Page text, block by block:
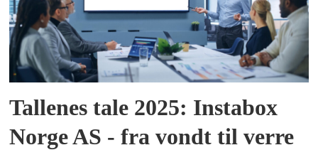
Tallenes tale 2025: Instabox
Norge AS - fra vondt til verre